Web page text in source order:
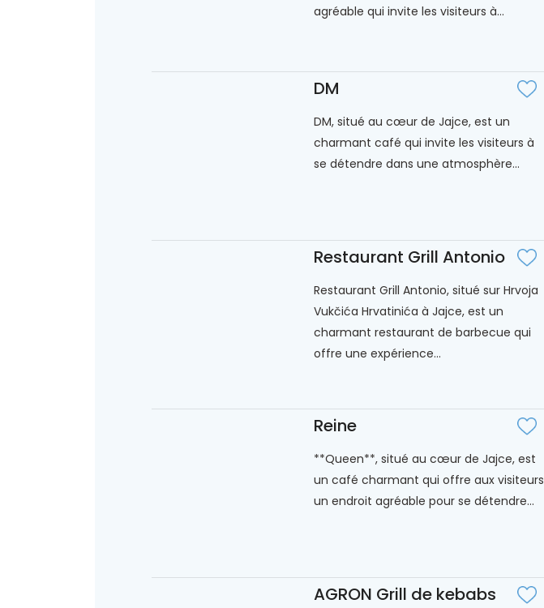
agréable qui invite les visiteurs à...
DM
DM, situé au cœur de Jajce, est un
charmant café qui invite les visiteurs à
se détendre dans une atmosphère...
Restaurant Grill Antonio
Restaurant Grill Antonio, situé sur Hrvoja
Vukčića Hrvatinića à Jajce, est un
charmant restaurant de barbecue qui
offre une expérience...
Reine
**Queen**, situé au cœur de Jajce, est
un café charmant qui offre aux visiteurs
un endroit agréable pour se détendre...
AGRON Grill de kebabs